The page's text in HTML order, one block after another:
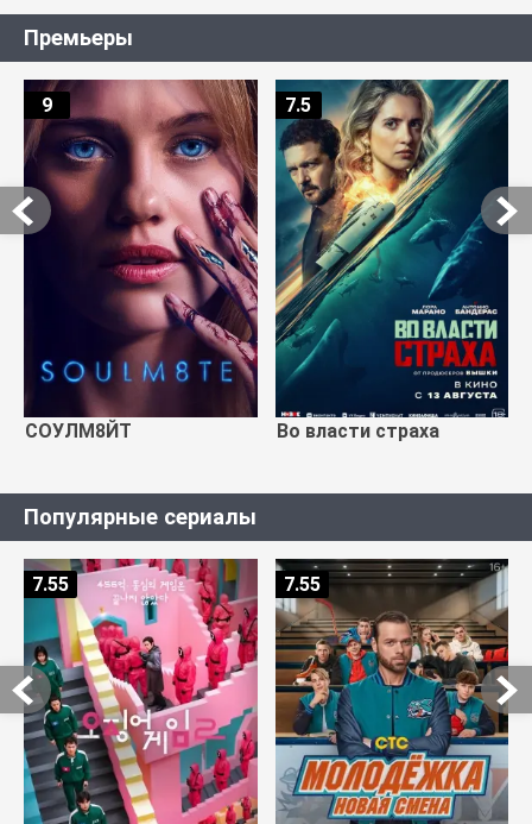
Премьеры
СОУЛМ8ЙТ
9
Во власти страха
7.5
Популярные сериалы
7.55 7.55